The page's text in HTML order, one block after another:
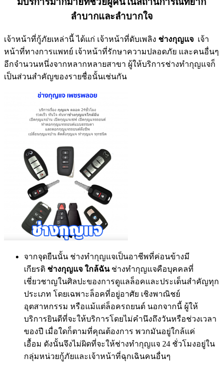
ลำบากและลำบากใจ
เจ้าหน้าที่กู้ภัยเหล่านี้ ได้แก่ เจ้าหน้าที่ดับเพลิง ช่างกุญแจ เจ้า
หน้าที่ทางการแพทย์ เจ้าหน้าที่รักษาความปลอดภัย และคนอื่นๆ
อีกจำนวนหนึ่งจากหลากหลายสาขา ผู้ให้บริการช่างทำกุญแจก็
เป็นส่วนสำคัญของรายชื่อนั้นเช่นกัน
จากจุดยืนนั้น ช่างทำกุญแจเป็นอาชีพที่ค่อนข้างมี
เกียรติ ช่างกุญแจ ใกล้ฉัน ช่างทำกุญแจคือบุคคลที่
เชี่ยวชาญในศิลปะของการดูแลล็อคและประเด็นสำคัญทุก
ประเภท โดยเฉพาะล็อคที่อยู่อาศัย เชิงพาณิชย์
อุตสาหกรรม หรือแม้แต่ล็อครถยนต์ นอกจากนี้ ผู้ให้
บริการยินดีที่จะให้บริการโดยไม่คำนึงถึงวันหรือช่วงเวลา
ของปี เมื่อใดก็ตามที่คุณต้องการ พวกมันอยู่ใกล้แค่
เอื้อม ดังนั้นจึงไม่ผิดที่จะให้ช่างทำกุญแจ 24 ชั่วโมงอยู่ใน
กลุ่มหน่วยกู้ภัยและเจ้าหน้าที่ฉุกเฉินคนอื่นๆ